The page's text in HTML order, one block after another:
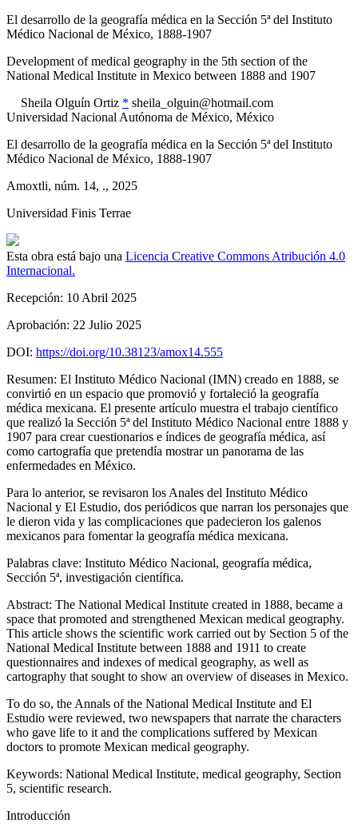
El desarrollo de la geografía médica en la Sección 5ª del Instituto
Médico Nacional de México, 1888-1907
Development of medical geography in the 5th section of the
National Medical Institute in Mexico between 1888 and 1907
Sheila Olguín Ortiz * sheila_olguin@hotmail.com
Universidad Nacional Autónoma de México, México
El desarrollo de la geografía médica en la Sección 5ª del Instituto
Médico Nacional de México, 1888-1907
Amoxtli, núm. 14, ., 2025
Universidad Finis Terrae
Esta obra está bajo una Licencia Creative Commons Atribución 4.0
Internacional.
Recepción: 10 Abril 2025
Aprobación: 22 Julio 2025
DOI: https://doi.org/10.38123/amox14.555
Resumen: El Instituto Médico Nacional (IMN) creado en 1888, se
convirtió en un espacio que promovió y fortaleció la geografía
médica mexicana. El presente artículo muestra el trabajo científico
que realizó la Sección 5ª del Instituto Médico Nacional entre 1888 y
1907 para crear cuestionarios e índices de geografía médica, así
como cartografía que pretendía mostrar un panorama de las
enfermedades en México.
Para lo anterior, se revisaron los Anales del Instituto Médico
Nacional y El Estudio, dos periódicos que narran los personajes que
le dieron vida y las complicaciones que padecieron los galenos
mexicanos para fomentar la geografía médica mexicana.
Palabras clave: Instituto Médico Nacional, geografía médica,
Sección 5ª, investigación científica.
Abstract: The National Medical Institute created in 1888, became a
space that promoted and strengthened Mexican medical geography.
This article shows the scientific work carried out by Section 5 of the
National Medical Institute between 1888 and 1911 to create
questionnaires and indexes of medical geography, as well as
cartography that sought to show an overview of diseases in Mexico.
To do so, the Annals of the National Medical Institute and El
Estudio were reviewed, two newspapers that narrate the characters
who gave life to it and the complications suffered by Mexican
doctors to promote Mexican medical geography.
Keywords: National Medical Institute, medical geography, Section
5, scientific research.
Introducción